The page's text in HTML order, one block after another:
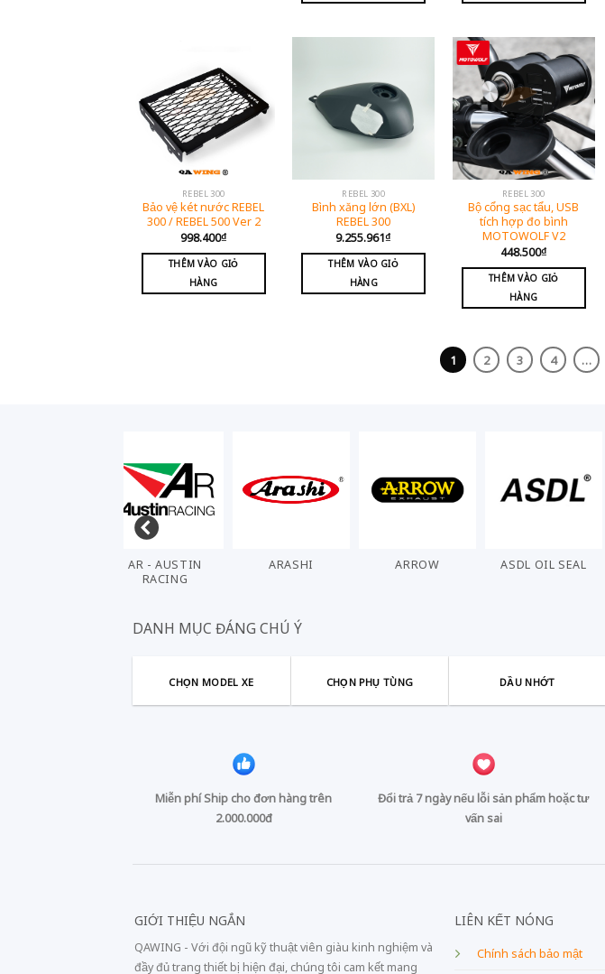
REBEL 300
Bảo vệ két nước REBEL
300 / REBEL 500 Ver 2
998.400₫
THÊM VÀO GIỎ
HÀNG
REBEL 300
Bình xăng lớn (BXL)
REBEL 300
9.255.961₫
THÊM VÀO GIỎ
HÀNG
REBEL 300
Bộ cổng sạc tẩu, USB
tích hợp đo bình
MOTOWOLF V2
448.500₫
THÊM VÀO GIỎ
HÀNG
1 2 3 4 …
AR - AUSTIN
RACING
ARASHI ARROW ASDL OIL SEAL
DANH MỤC ĐÁNG CHÚ Ý
CHỌN MODEL XE CHỌN PHỤ TÙNG DẦU NHỚT
Miễn phí Ship cho đơn hàng trên
2.000.000đ
Đổi trả 7 ngày nếu lỗi sản phẩm hoặc tư
vấn sai
GIỚI THIỆU NGẮN
QAWING - Với đội ngũ kỹ thuật viên giàu kinh nghiệm và
đầy đủ trang thiết bị hiện đại, chúng tôi cam kết mang
LIÊN KẾT NÓNG
Chính sách bảo mật